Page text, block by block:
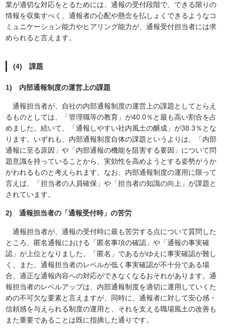
業が適切な対応をとるためには、通報の受付段階で、できる限りの
情報を収集すべく、通報者の心配や懸念を払しょくできるようなコ
ミュニケーション能力やヒアリング能力が、通報受付担当者には求
められると言えます。
(4) 課題
1) 内部通報制度の運営上の課題
通報担当者が、自社の内部通報制度の運営上の課題としてとらえ
るものとしては、「管理職等の教育」が40.0％と最も高い割合を占
めました。続いて、「通報しやすい社内風土の醸成」が38.3％とな
ります。いずれも、内部通報制度自体の課題というよりは、「内部
通報に至る原因」や「内部通報の機能を阻害する要因」について問
題意識を持っていることから、実効性を高めようとする姿勢がうか
がわれるものと考えられます。なお、内部通報制度の運用に限って
言えば、「担当者の人員確保」や「担当者の知識の向上」が課題と
されています。
2) 通報担当者の「通報受付時」の苦労
通報担当者が、通報の受付時に最も苦労する点について質問した
ところ、匿名通報における「匿名事項の確認」や「通報の事実確
認」が上位となりました。「匿名」であるがゆえに事実確認が難し
く、また、通報担当者のレベルが低く事実確認が不十分である場
合、適正な通報内容への対応ができなくなるおそれがあります。通
報担当者のレベルアップは、内部通報制度を適切に運用していくた
めの不可欠な要素と言えますが、同時に、通報者に対して安心感・
信頼感を与えられる制度の運用と、それを支える職場風土の改善も
また重要であることは既に指摘した通りです。